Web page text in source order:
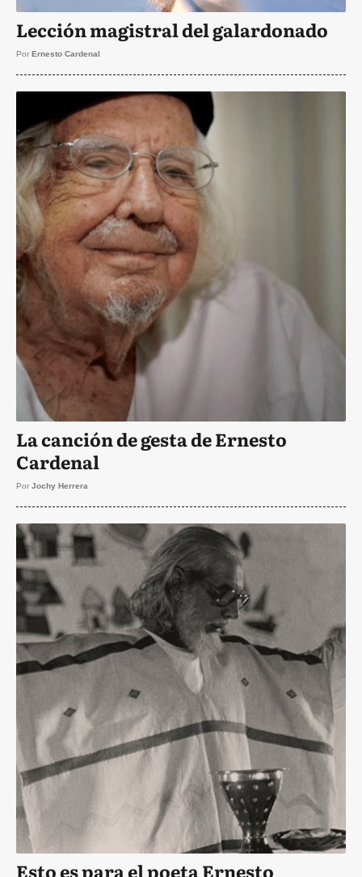
Lección magistral del galardonado
Por Ernesto Cardenal
La canción de gesta de Ernesto
Cardenal
Por Jochy Herrera
Esto es para el poeta Ernesto